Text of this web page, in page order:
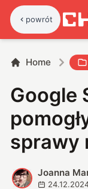
powrót
Home
Google
sprawy
J
Joanna